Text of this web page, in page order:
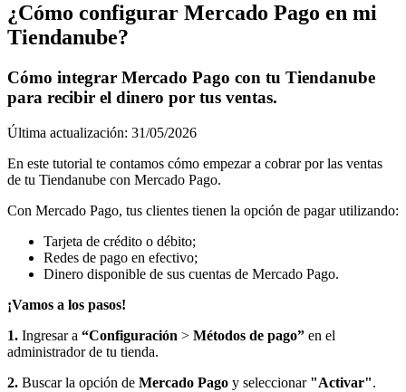
¿Cómo configurar Mercado Pago en mi
Tiendanube?
Cómo integrar Mercado Pago con tu Tiendanube
para recibir el dinero por tus ventas.
Última actualización: 31/05/2026
En este tutorial te contamos cómo empezar a cobrar por las ventas
de tu Tiendanube con Mercado Pago.
Con Mercado Pago, tus clientes tienen la opción de pagar utilizando:
Tarjeta de crédito o débito;
Redes de pago en efectivo;
Dinero disponible de sus cuentas de Mercado Pago.
¡Vamos a los pasos!
1. Ingresar a “Configuración > Métodos de pago” en el
administrador de tu tienda.
2. Buscar la opción de Mercado Pago y seleccionar "Activar".